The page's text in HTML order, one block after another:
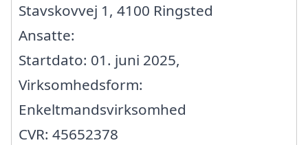
Stavskovvej 1, 4100 Ringsted
Ansatte:
Startdato: 01. juni 2025,
Virksomhedsform:
Enkeltmandsvirksomhed
CVR: 45652378